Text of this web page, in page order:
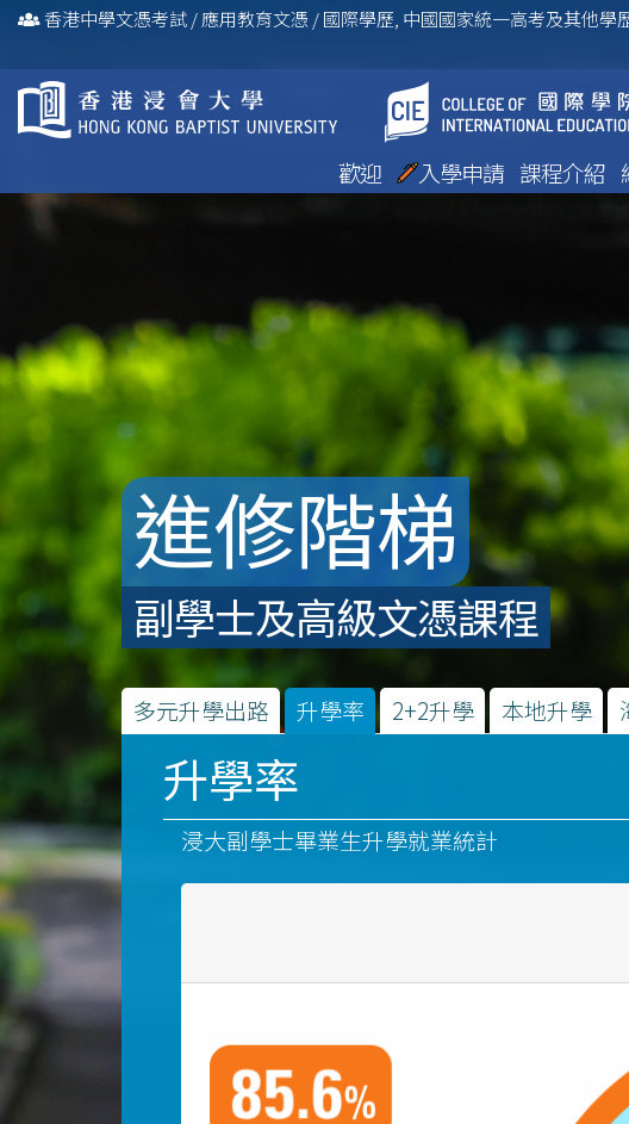
香港中學文憑考試/應用教育文憑 /國際學歷, 中國國家統一高考及其他學
歡迎 入學申請 課程介紹
進修階梯
副學士及高級文憑課程
多元升學出路 升學率 2+2升學 本地升學
升學率
浸大副學士畢業生升學就業統計